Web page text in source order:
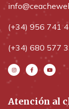
(+34) 956 741
(+34) 680 577
Atención al